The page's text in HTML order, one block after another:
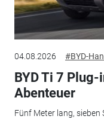
04.08.2026 #BYD-
BYD Ti 7
Abenteuer
Fünf Meter lang, sieben